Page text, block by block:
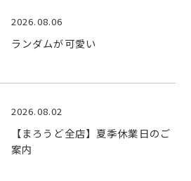
2026.08.06
ランダムが可愛い
2026.08.02
【まろうど全店】夏季休業日のご
案内